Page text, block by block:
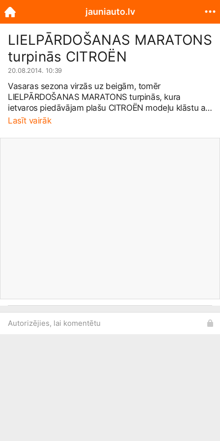
LIELPĀRDOŠANAS MARATONS
turpinās CITROËN
20.08.2014. 10:39
Vasaras sezona virzās uz beigām, tomēr
LIELPĀRDOŠANAS MARATONS turpinās, kura
ietvaros piedāvājam plašu CITROËN modeļu klāstu ar
ražotāja atlaidēm. Vairāk
Lasīt vairāk
Autorizējies, lai komentētu
jauniauto.lv